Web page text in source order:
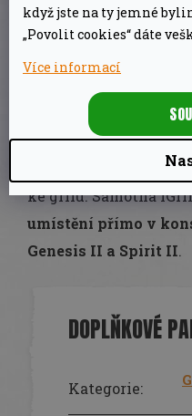
když jste na ty jemné
„Povolit cookies“ dáte
Více informací
ke komunikaci s
telefonem.
balení, lze rozšířit až
má dosah až 45
,
ke grilu. Samotná
umístění přímo v
Genesis II a Spirit II.
DOPLŇKOVÉ
Kategorie: